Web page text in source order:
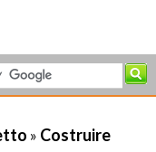
» Costruire